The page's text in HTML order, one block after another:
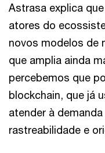
Astrasa explica
atores do
novos modelos de
que amplia ainda
percebemos que
blockchain, que já
atender à
rastreabilidade e